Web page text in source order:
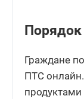
Граждане
ПТС